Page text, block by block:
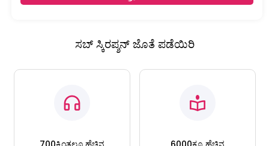
ಸಬ್ ಸ್ಕಿರಪ್ಶನ್ ಜೊತೆ ಪಡೆಯಿರಿ